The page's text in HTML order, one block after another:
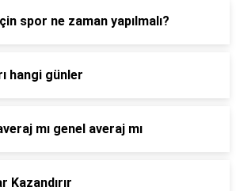
spor ne zaman yapılmalı?
hangi günler
mı genel averaj mı
Kazandırır